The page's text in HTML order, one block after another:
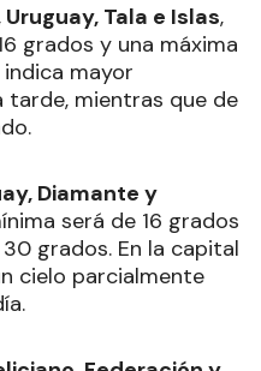
Tala e Islas,
grados y una máxima
mayor
tarde, mientras que de
Diamante y
será de 16 grados
grados. En la capital
cielo parcialmente